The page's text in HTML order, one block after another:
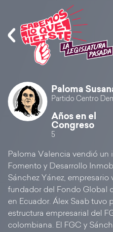
Paloma
Partido Centro
Años en el
Congreso
5
Paloma Valencia vendió un
Fomento y Desarrollo
Sánchez Yánez,
fundador del Fondo Global
en Ecuador. Álex Saab tuvo
estructura empresarial del
colombiana. El FGC y